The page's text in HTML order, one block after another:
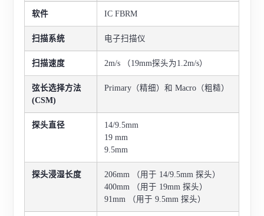
软件 IC FBRM
扫描系统 电子扫描仪
扫描速度 2m/s （19mm探头为1.2m/s）
弦长选择方法
(CSM)
Primary（精细）和 Macro（粗糙）
探头直径
14/9.5mm
19 mm
9.5mm
探头浸湿长度
206mm （用于 14/9.5mm 探头）
400mm （用于 19mm 探头）
91mm （用于 9.5mm 探头）